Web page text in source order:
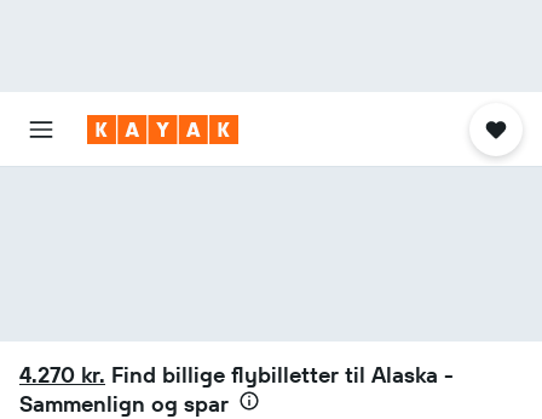
4.270 kr. Find billige flybilletter til Alaska -
Sammenlign og spar